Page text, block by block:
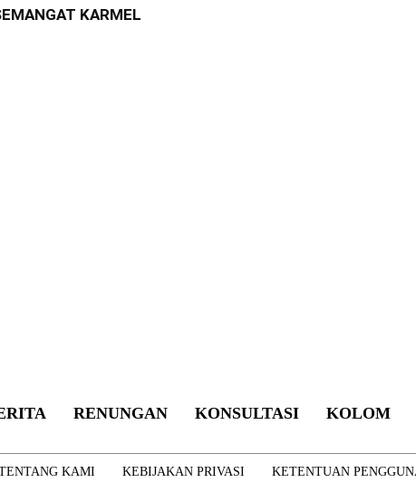
KARMEL
RENUNGAN KONSULTASI KOLOM
KAMI KEBIJAKAN PRIVASI KETENTUAN